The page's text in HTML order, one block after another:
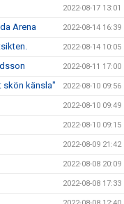
2022-08-17 13:01
Arena 2022-08-14 16:39
2022-08-14 10:05
2022-08-11 17:00
skön känsla" 2022-08-10 09:56
2022-08-10 09:49
2022-08-10 09:15
2022-08-09 21:42
2022-08-08 20:09
2022-08-08 17:33